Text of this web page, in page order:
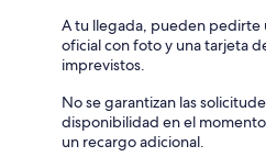
A tu llegada, pueden
oficial con foto y una tarjeta
imprevistos.
No se garantizan las
disponibilidad en el
un recargo adicional.